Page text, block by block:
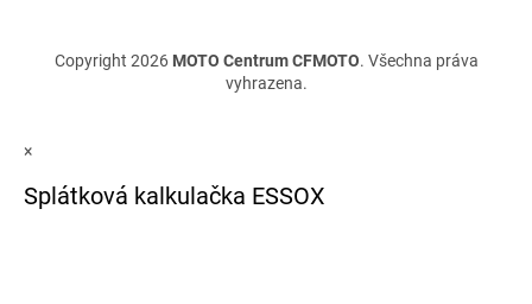
Copyright 2026 MOTO Centrum CFMOTO. Všechna práva
vyhrazena.
×
Splátková kalkulačka ESSOX